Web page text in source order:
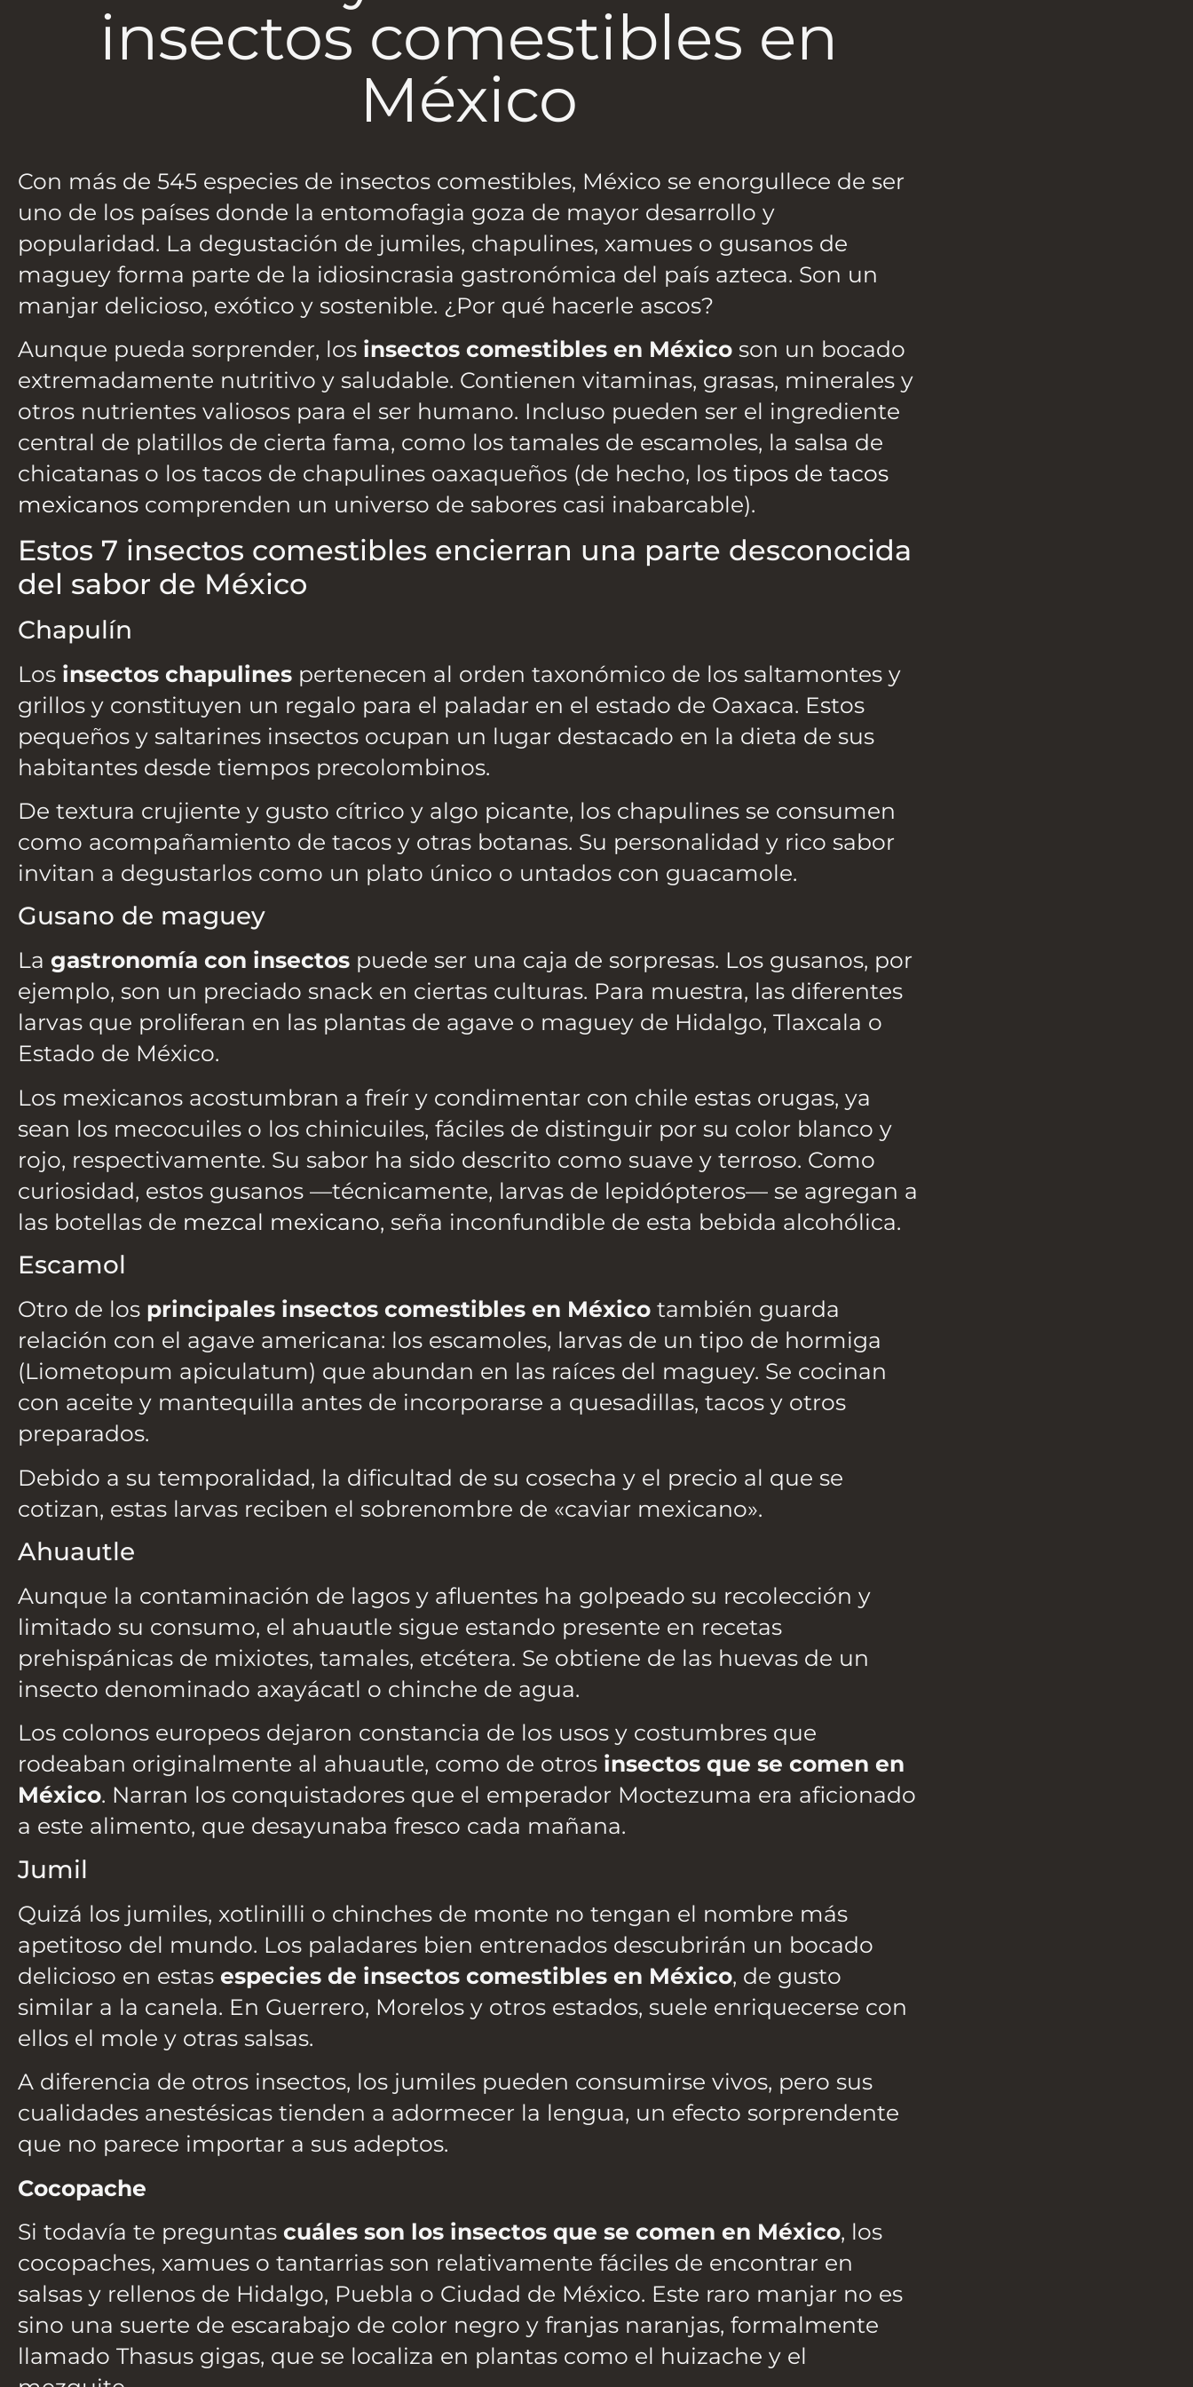
insectos comestibles en
México
Con más de 545 especies de insectos comestibles, México se enorgullece de ser
uno de los países donde la entomofagia goza de mayor desarrollo y
popularidad. La degustación de jumiles, chapulines, xamues o gusanos de
maguey forma parte de la idiosincrasia gastronómica del país azteca. Son un
manjar delicioso, exótico y sostenible. ¿Por qué hacerle ascos?
Aunque pueda sorprender, los insectos comestibles en México son un bocado
extremadamente nutritivo y saludable. Contienen vitaminas, grasas, minerales y
otros nutrientes valiosos para el ser humano. Incluso pueden ser el ingrediente
central de platillos de cierta fama, como los tamales de escamoles, la salsa de
chicatanas o los tacos de chapulines oaxaqueños (de hecho, los tipos de tacos
mexicanos comprenden un universo de sabores casi inabarcable).
Estos 7 insectos comestibles encierran una parte desconocida
del sabor de México
Chapulín
Los insectos chapulines pertenecen al orden taxonómico de los saltamontes y
grillos y constituyen un regalo para el paladar en el estado de Oaxaca. Estos
pequeños y saltarines insectos ocupan un lugar destacado en la dieta de sus
habitantes desde tiempos precolombinos.
De textura crujiente y gusto cítrico y algo picante, los chapulines se consumen
como acompañamiento de tacos y otras botanas. Su personalidad y rico sabor
invitan a degustarlos como un plato único o untados con guacamole.
Gusano de maguey
La gastronomía con insectos puede ser una caja de sorpresas. Los gusanos, por
ejemplo, son un preciado snack en ciertas culturas. Para muestra, las diferentes
larvas que proliferan en las plantas de agave o maguey de Hidalgo, Tlaxcala o
Estado de México.
Los mexicanos acostumbran a freír y condimentar con chile estas orugas, ya
sean los mecocuiles o los chinicuiles, fáciles de distinguir por su color blanco y
rojo, respectivamente. Su sabor ha sido descrito como suave y terroso. Como
curiosidad, estos gusanos —técnicamente, larvas de lepidópteros— se agregan a
las botellas de mezcal mexicano, seña inconfundible de esta bebida alcohólica.
Escamol
Otro de los principales insectos comestibles en México también guarda
relación con el agave americana: los escamoles, larvas de un tipo de hormiga
(Liometopum apiculatum) que abundan en las raíces del maguey. Se cocinan
con aceite y mantequilla antes de incorporarse a quesadillas, tacos y otros
preparados.
Debido a su temporalidad, la dificultad de su cosecha y el precio al que se
cotizan, estas larvas reciben el sobrenombre de «caviar mexicano».
Ahuautle
Aunque la contaminación de lagos y afluentes ha golpeado su recolección y
limitado su consumo, el ahuautle sigue estando presente en recetas
prehispánicas de mixiotes, tamales, etcétera. Se obtiene de las huevas de un
insecto denominado axayácatl o chinche de agua.
Los colonos europeos dejaron constancia de los usos y costumbres que
rodeaban originalmente al ahuautle, como de otros insectos que se comen en
México. Narran los conquistadores que el emperador Moctezuma era aficionado
a este alimento, que desayunaba fresco cada mañana.
Jumil
Quizá los jumiles, xotlinilli o chinches de monte no tengan el nombre más
apetitoso del mundo. Los paladares bien entrenados descubrirán un bocado
delicioso en estas especies de insectos comestibles en México, de gusto
similar a la canela. En Guerrero, Morelos y otros estados, suele enriquecerse con
ellos el mole y otras salsas.
A diferencia de otros insectos, los jumiles pueden consumirse vivos, pero sus
cualidades anestésicas tienden a adormecer la lengua, un efecto sorprendente
que no parece importar a sus adeptos.
Cocopache
Si todavía te preguntas cuáles son los insectos que se comen en México, los
cocopaches, xamues o tantarrias son relativamente fáciles de encontrar en
salsas y rellenos de Hidalgo, Puebla o Ciudad de México. Este raro manjar no es
sino una suerte de escarabajo de color negro y franjas naranjas, formalmente
llamado Thasus gigas, que se localiza en plantas como el huizache y el